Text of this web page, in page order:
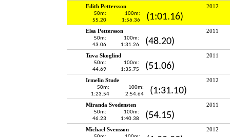
Edith Pettersson 2012
50m:
55.20
100m:
1:56.36
(1:01.16)
Elsa Pettersson 2011
50m:
43.06
100m:
1:31.26
(48.20)
Tuva Skoglind 2011
50m:
44.69
100m:
1:35.75
(51.06)
Irmelin Stude 2012
50m:
1:23.54
100m:
2:54.64
(1:31.10)
Miranda Svedensten 2011
50m:
46.23
100m:
1:40.38
(54.15)
Michael Svensson 2012